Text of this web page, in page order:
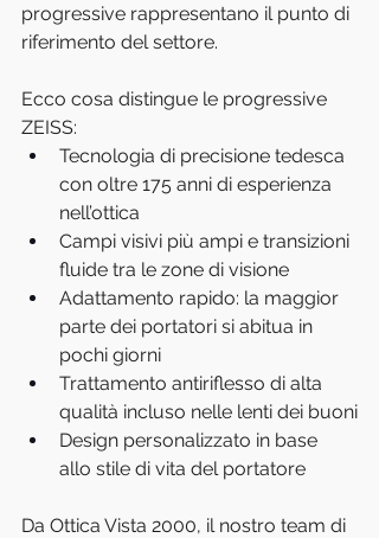
progressive rappresentano il punto di
riferimento del settore.
Ecco cosa distingue le progressive
ZEISS:
Tecnologia di precisione tedesca
con oltre 175 anni di esperienza
nell’ottica
Campi visivi più ampi e transizioni
fluide tra le zone di visione
Adattamento rapido: la maggior
parte dei portatori si abitua in
pochi giorni
Trattamento antiriflesso di alta
qualità incluso nelle lenti dei buoni
Design personalizzato in base
allo stile di vita del portatore
Da Ottica Vista 2000, il nostro team di